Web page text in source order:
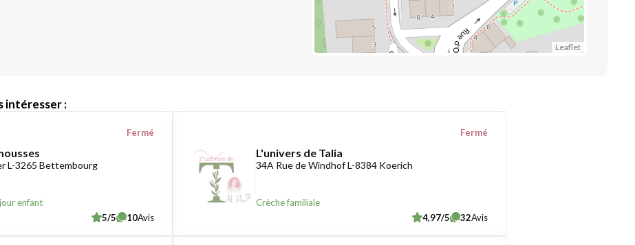
Leaflet
intéresser :
L-3265 Bettembourg
enfant
Fermé
5/5 10Avis
L'univers de Talia
34A Rue de Windhof L-8384 Koerich
Crèche familiale
Fermé
4,97/5 32Avis